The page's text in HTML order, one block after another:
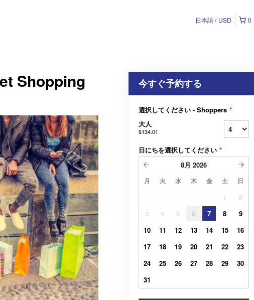
0
日本語 USD
Shopping
今すぐ予約する
選択してください - Shoppers *
大人
$134.01
日にちを選択してください *
8月 2026
月 火 水 木 金 土 日
1
2
3
4 5 6 7 8
9
10
11 12 13 14 15
16
17
18 19 20 21 22
23
24
25 26 27 28 29
30
31